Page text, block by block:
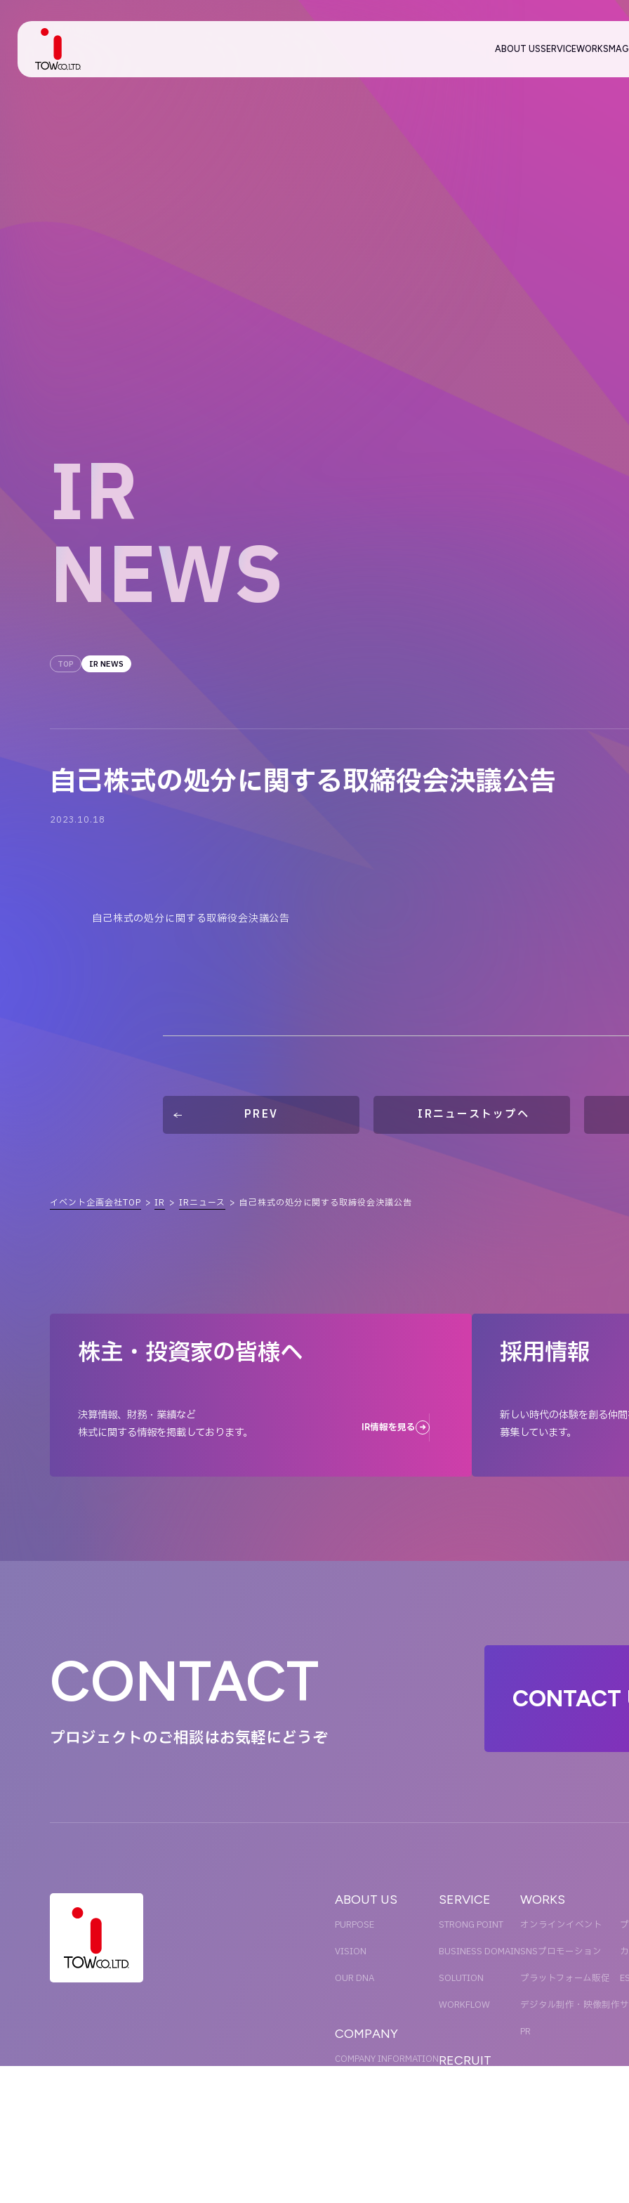
ABOUT USSERVICEWORKS
IR
NEWS
TOP IR NEWS
自己株式の処分に関する取締役会決議公告
2023.10.18
自己株式の処分に関する取締役会決議公告
PREV IRニューストップへ
イベント企画会社TOP IR IRニュース 自己株式の処分に関する取締役会決議公告
株主・投資家の皆様へ
決算情報、財務・業績など
株式に関する情報を掲載しております。
IR情報を見る
採用情報
新しい時代の体験を創る仲
募集しています。
CONTACT
プロジェクトのご相談はお気軽にどうぞ
CONTACT
ABOUT US
PURPOSE
VISION
OUR DNA
COMPANY
COMPANY INFORMATION
SERVICE
STRONG POINT
BUSINESS DOMAIN
SOLUTION
WORKFLOW
RECRUIT
WORKS
オンラインイベント
SNSプロモーション
プラットフォーム販促
デジタル制作・映像制作
PR